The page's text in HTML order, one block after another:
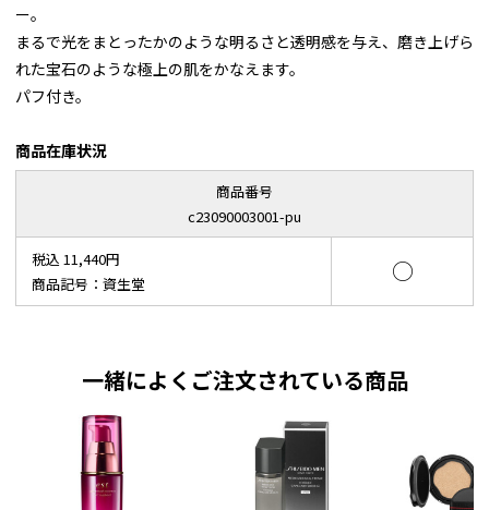
ー。
まるで光をまとったかのような明るさと透明感を与え、磨き上げら
れた宝石のような極上の肌をかなえます。
パフ付き。
商品在庫状況
商品番号
c23090003001-pu
税込 11,440円
商品記号：資生堂
○
一緒によくご注文されている商品